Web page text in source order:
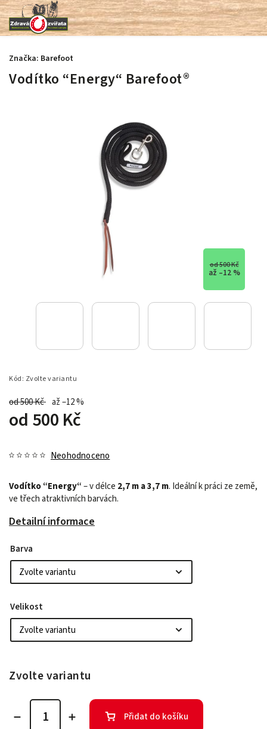
Vodítko “Energy“ Barefoot®
od 500 Kč
až –12 %
Kód: Zvolte variantu
od 500 Kč až –12 %
od 500 Kč
Neohodnoceno
Vodítko “Energy“– v délce 2,7 m a 3,7 m. Ideální k práci ze země,
ve třech atraktivních barvách.
Detailní informace
Značka: Barefoot
Barva
Velikost
Zvolte variantu
Přidat do košíku